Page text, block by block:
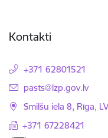
Kontakti
+371 62801521
E-pasts:
pasts@lzp.gov.lv
Smilšu iela 8, Rīga,
+371 67228421